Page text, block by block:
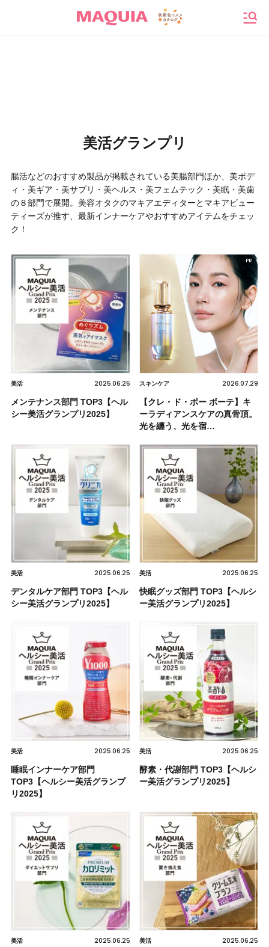
美活グランプリ
腸活などのおすすめ製品が掲載されている美腸部門ほか、美ボデ
ィ・美ギア・美サプリ・美ヘルス・美フェムテック・美眠・美歯
の８部門で展開。美容オタクのマキアエディターとマキアビュー
ティーズが推す、最新インナーケアやおすすめアイテムをチェッ
ク！
美活 2025.06.25
メンテナンス部門 TOP3【ヘル
シー美活グランプリ2025】
スキンケア 2026.07.29
【クレ・ド・ポー ボーテ】キ
ーラディアンスケアの真骨頂。
光を纏う、光を宿…
美活 2025.06.25
デンタルケア部門 TOP3【ヘル
シー美活グランプリ2025】
美活 2025.06.25
快眠グッズ部門 TOP3【ヘルシ
ー美活グランプリ2025】
美活 2025.06.25
睡眠インナーケア部門
TOP3【ヘルシー美活グランプ
リ2025】
美活 2025.06.25
酵素・代謝部門 TOP3【ヘルシ
ー美活グランプリ2025】
美活 2025.06.25 美活 2025.06.25